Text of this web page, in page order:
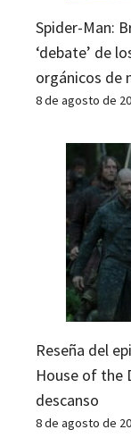
Spider-Man:
‘debate’ de
orgánicos de
8 de agosto de
Reseña del
House of the
descanso
8 de agosto de